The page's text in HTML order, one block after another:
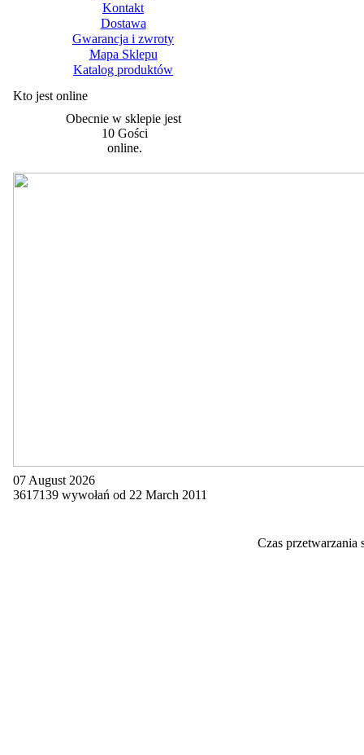
Kontakt
Dostawa
Gwarancja i zwroty
Mapa Sklepu
Katalog produktów
Kto jest online
Obecnie w sklepie jest
10 Gości
online.
07 August 2026
3617139 wywołań od 22 March 2011
Czas przetwarzania